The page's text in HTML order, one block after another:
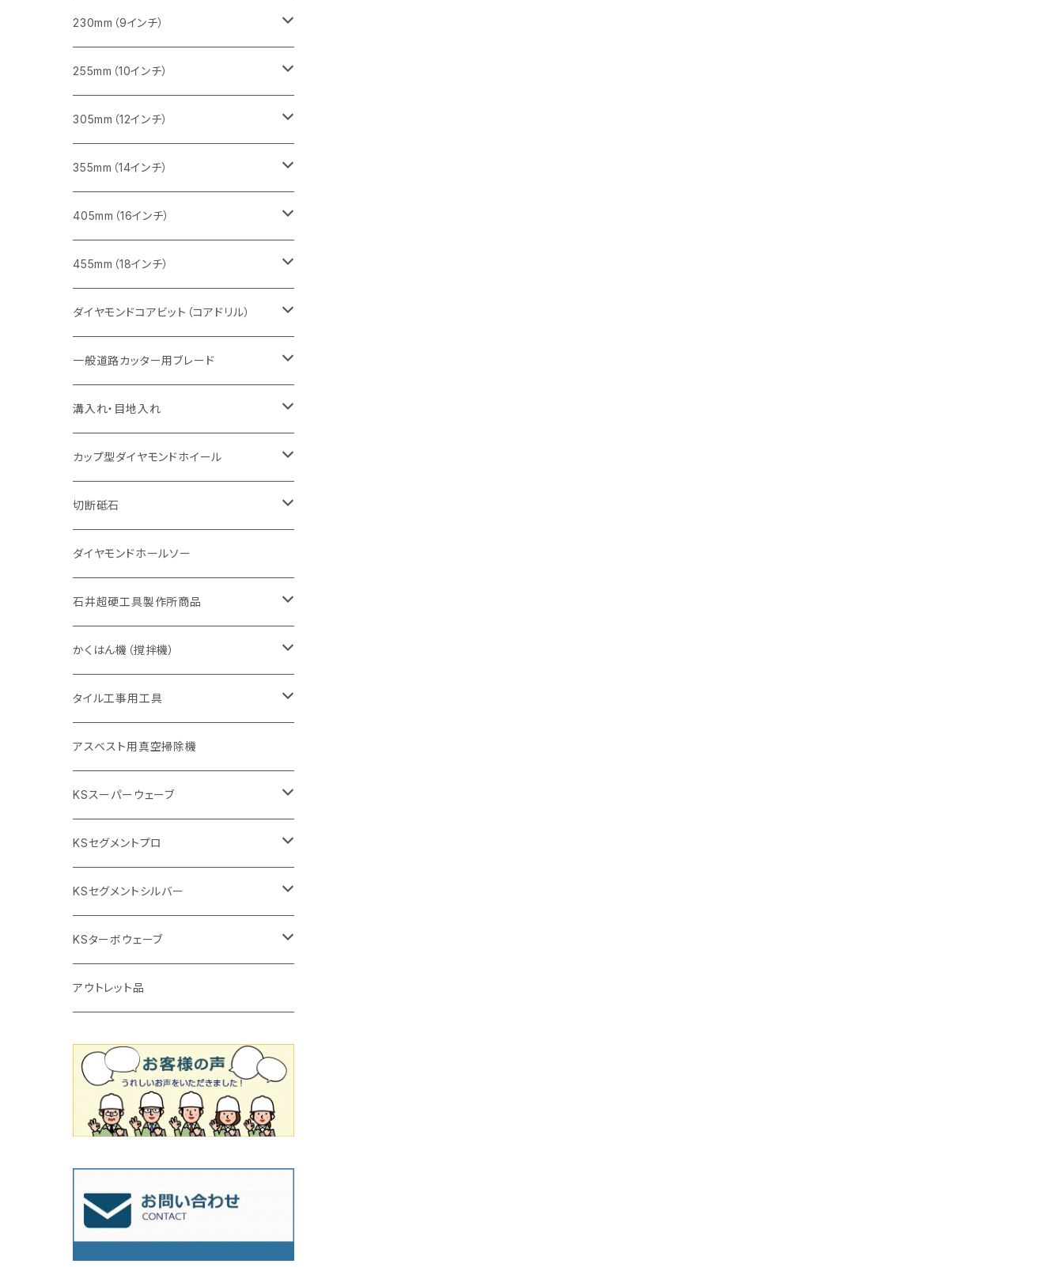
一般道路カッター用
レンガ切断用
インターロッキング切断用
鋳鉄管切断用
ヒューム管・U字溝切断用
ブロック切断用
レンガ切断用
インターロッキング切断用
鋳鉄管切断用
ヒューム管・U字溝切断用
FRP切断用
塩ビ管・キッチンパネル切断用
大理石
ブロック切断用
レンガ切断用
インターロッキング切断用
鋳鉄管切断用
ヒューム管・U字溝切断用
コンクリート切断用
ブロック切断用
レンガ切断用
インターロッキング切断用
鋳鉄管切断用
ヒューム管・U字溝切断用
みかげ石（御影石）切断用
コンクリート切断用
ブロック切断用
レンガ切断用
インターロッキング切断用
鋳鉄管切断用
ヒューム管・U字溝切断用
230mm（9インチ）
みかげ石（御影石）切断用
コンクリート切断用
ブロック切断用
レンガ切断用
インターロッキング切断用
鋳鉄管切断用
ヒューム管・U字溝切断用
255mm（10インチ）
コンクリート切断用
一般道路カッター用
ブロック切断用
レンガ切断用
インターロッキング切断用
一般道路カッター用
ヒューム管・U字溝切断用
アスファルト切断用
一般道路カッター用
305mm（12インチ）
みかげ石（御影石）切断用
セグメント
セグメント（特殊凹凸加工チップ
鉄筋コンクリート切断用
セグメントタイプ
コンクリート切断用
セグメント
セグメント（特殊凸凹加工チップ
ブロック切断用
セグメント
セグメント（特殊凸凹加工チップ
レンガ切断用
セグメント
セグメント（特殊凸凹加工チップ
インターロッキング切断用
セグメントタイプ
一般道路カッター用
鋳鉄管切断用
セグメントタイプ
埋設鋳鉄管工事対応タイプ
ヒューム管・U字溝切断用
セグメント
セグメント（特殊凸凹加工チップ
アスファルト切断用
一般道路カッター用
355mm（14インチ）
みかげ石（御影石）切断用
セグメント
セグメント（特殊凸凹加工チップ
鉄筋コンクリート切断用
セグメントタイプ
コンクリート切断用
セグメント
セグメント（特殊凸凹加工チップ
ブロック切断用
セグメント
セグメント（特殊凸凹加工チップ
レンガ切断用
セグメント
セグメント（特殊凸凹加工チップ
インターロッキング切断用
セグメントタイプ
一般道路カッター用
鋳鉄管切断用
セグメントタイプ
埋設鋳鉄管工事対応タイプ
ヒューム管・U字溝切断用
セグメントタイプ
セグメント（特殊凸凹加工チップ
アスファルト切断用
一般道路カッター用
405mm（16インチ）
みかげ石（御影石）切断用
セグメントタイプ
コンクリート切断用
セグメントタイプ
一般道路カッター用
鉄筋コンクリート切断用
セグメントタイプ
インターロッキング切断用
セグメントタイプ
一般道路カッター用
鋳鉄管切断用
セグメントタイプ
埋設鋳鉄管工事対応タイプ
ヒューム管・U字溝切断用
セグメントタイプ
アスファルト切断用
一般道路カッター用
455mm（18インチ）
道路コンクリート切断用
道路アスファルト切断用
ダイヤモンドコアビット（コアドリル）
Aロット
有効長 250mm
有効長 370mm
Ｃロット
有効長 250mm
M27
有効長 250mm
一般道路カッター用ブレード
道路（アスファルト用）
255mm（10インチ）
305mm（12インチ）
道路（コンクリート舗装面）
255mm（10インチ）
305mm（12インチ）
道路（アス・コン兼用）
305mm（12インチ）
355mm（14インチ）
溝入れ・目地入れ
V型チップ
ストレート型チップ
U型チップ
カップ型ダイヤモンドホイール
100mm（4インチ）
125mm（5インチ）
切断砥石
金属用
305mm（12インチ）
355mm（14インチ）
非金属用
305mm（12インチ）
355mm（14インチ）
ダイヤモンドホールソー
石井超硬工具製作所商品
押し切り（タイル切断機）
本体
替え刃
電動切断機
本体
ダイヤモンドホイール
ブリック＆ブロック用切断機
穴あけ用工具
タイルニッパー
プロ用鏝（こて）
吸着盤
その他
タイル針
かくはん機（撹拌機）
本体
低速回転
高速回転
付属品
撹拌羽根
撹拌軸
タイル工事用工具
手動工具
押し切り（手動切断機
押し切り替え刃（手動切断機替え刃
タイル針
その他
電動工具
電動切断機
タイルパッチ（ビブラート
アスベスト用真空掃除機
KSスーパーウェーブ
105mm（4インチ）
125ｍｍ（5インチ）
KSセグメントプロ
105mm（4インチ）
通常品
ビス穴付き
125mm（5インチ）
通常品
オフセットタイプ（ハットタイプ
150ｍｍ（6インチ）
205ｍｍ（8インチ）
230mm（9インチ）
KSセグメントシルバー
105mm（4インチ）
125mm（5インチ）
180mm（7インチ）
205mm（8インチ）
KSターボウェーブ
105mm（4インチ）
150ｍｍ（6インチ）
180ｍｍ（7インチ）
230ｍｍ（9インチ）
アウトレット品